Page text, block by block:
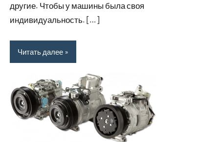
другие. Чтобы у машины была своя
индивидуальность. […]
Читать далее